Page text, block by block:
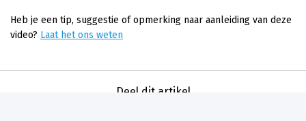
Heb je een tip, suggestie of opmerking naar aanleiding van deze
video? Laat het ons weten
Deel dit artikel